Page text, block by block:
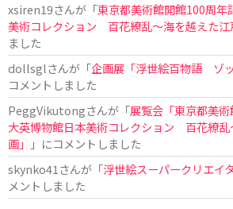
xsiren19さんが「東京都美術館開館100周
美術コレクション 百花繚乱～海を越えた江
ました
dollsglさんが「企画展「浮世絵百物語 ゾッ
コメントしました
PeggVikutongさんが「展覧会「東京都美
大英博物館日本美術コレクション 百花繚乱
画」
」にコメントしました
skynko41 さんが「浮世絵スーパークリエイ
メントしました